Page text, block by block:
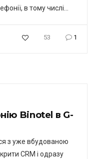
в тому числі…
53 1
Binotel в G-
з уже вбудованою
CRM і одразу